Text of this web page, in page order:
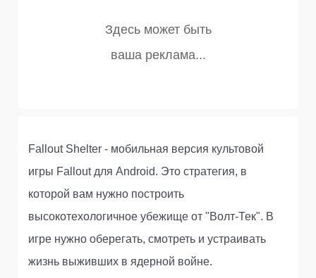
Fallout Shelter - мобильная версия культовой
игры Fallout для Android. Это стратегия, в
которой вам нужно построить
высокотехологичное убежище от "Волт-Тек". В
игре нужно оберегать, смотреть и устраивать
жизнь выживших в ядерной войне.